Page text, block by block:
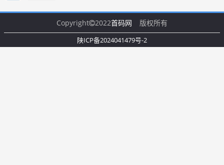
Copyright 2022首码网 版权所有
陕ICP备2024041479号-2